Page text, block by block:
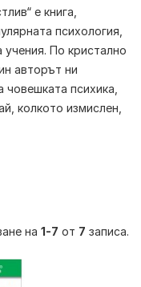
е книга,
психология,
учения. По кристално
авторът ни
човешката психика,
колкото измислен,
на 1-7 от 7 записа.